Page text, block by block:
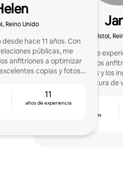
Reino Unido
hace 11 años. Con
públicas, me
anfitriones a optimizar
copias y fotos
11
años de experiencia
Brístol,
Tengo 9 años de
ayudando a otros
reservaciones y los
gestión, cobertura de
calificación de los